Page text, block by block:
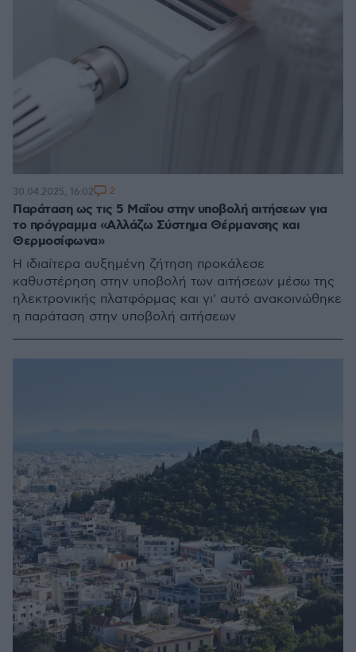
Παράταση ως τις 5 Μαΐου στην υποβολή αιτήσεων για
το πρόγραμμα «Αλλάζω Σύστημα Θέρμανσης και
Θερμοσίφωνα»
Η ιδιαίτερα αυξημένη ζήτηση προκάλεσε
καθυστέρηση στην υποβολή των αιτήσεων μέσω της
ηλεκτρονικής πλατφόρμας και γι' αυτό ανακοινώθηκε
η παράταση στην υποβολή αιτήσεων
30.04.2025, 16:02 2